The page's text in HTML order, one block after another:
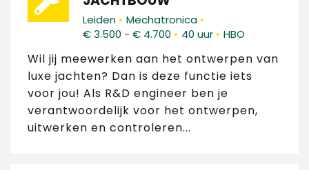
Leiden • Mechatronica •
€ 3.500 - € 4.700 • 40 uur • HBO
Wil jij meewerken aan het ontwerpen van
luxe jachten? Dan is deze functie iets
voor jou! Als R&D engineer ben je
verantwoordelijk voor het ontwerpen,
uitwerken en controleren...